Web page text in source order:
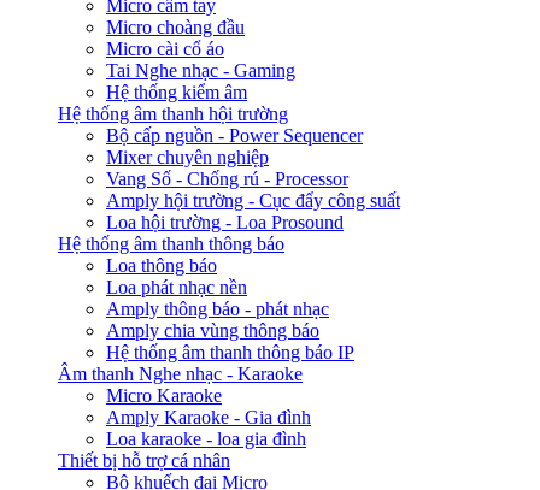
Micro cầm tay
Micro choàng đầu
Micro cài cổ áo
Tai Nghe nhạc - Gaming
Hệ thống kiểm âm
Hệ thống âm thanh hội trường
Bộ cấp nguồn - Power Sequencer
Mixer chuyên nghiệp
Vang Số - Chống rú - Processor
Amply hội trường - Cục đẩy công suất
Loa hội trường - Loa Prosound
Hệ thống âm thanh thông báo
Loa thông báo
Loa phát nhạc nền
Amply thông báo - phát nhạc
Amply chia vùng thông báo
Hệ thống âm thanh thông báo IP
Âm thanh Nghe nhạc - Karaoke
Micro Karaoke
Amply Karaoke - Gia đình
Loa karaoke - loa gia đình
Thiết bị hỗ trợ cá nhân
Bộ khuếch đại Micro